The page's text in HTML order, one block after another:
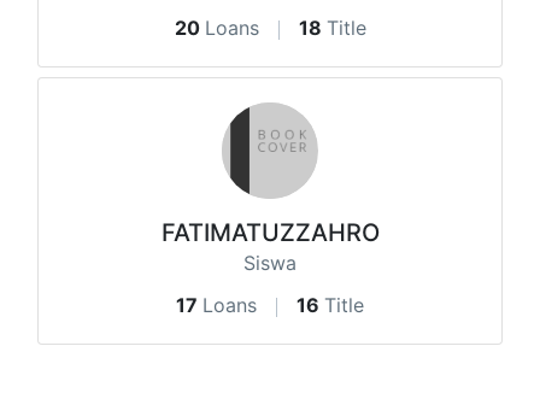
20 Loans 18 Title
FATIMATUZZAHRO
Siswa
17 Loans 16 Title